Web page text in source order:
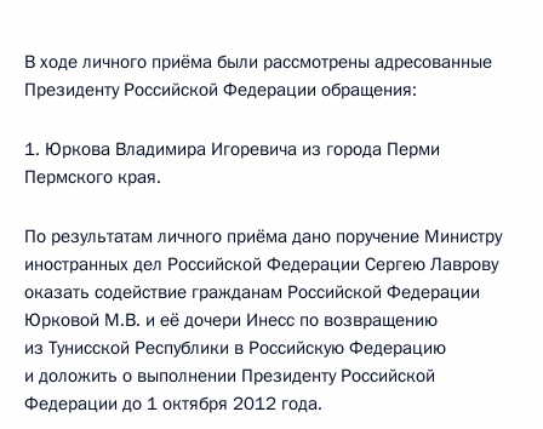
В ходе личного приёма были рассмотрены адресованные
Президенту Российской Федерации обращения:
1. Юркова Владимира Игоревича из города Перми
Пермского края.
По результатам личного приёма дано поручение Министру
иностранных дел Российской Федерации Сергею Лаврову
оказать содействие гражданам Российской Федерации
Юрковой М.В. и её дочери Инесс по возвращению
из Тунисской Республики в Российскую Федерацию
и доложить о выполнении Президенту Российской
Федерации до 1 октября 2012 года.